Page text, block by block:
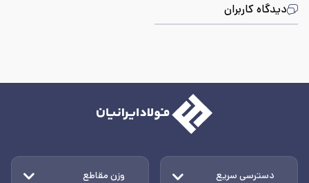
دیدگاه کاربران
دسترسی سریع وزن مقاطع